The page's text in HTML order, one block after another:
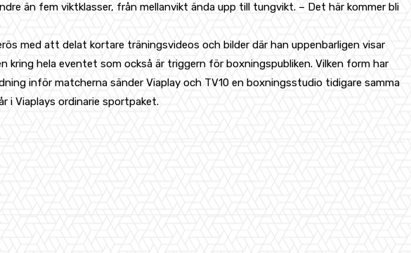
än fem viktklasser, från mellanvikt ända upp till tungvikt. – Det här kommer bli
med att delat kortare träningsvideos och bilder där han uppenbarligen visar
hela eventet som också är triggern för boxningspubliken. Vilken form har
inför matcherna sänder Viaplay och TV10 en boxningsstudio tidigare samma
i Viaplays ordinarie sportpaket.